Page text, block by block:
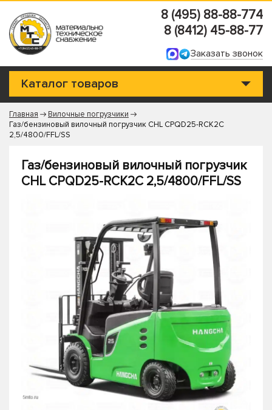
8 (495) 88-88-774
8 (8412) 45-88-77
Заказать звонок
Каталог товаров
Главная
Вилочные погрузчики
Газ/бензиновый вилочный погрузчик CHL CPQD25-RCK2C
2,5/4800/FFL/SS
Газ/бензиновый вилочный погрузчик
CHL CPQD25-RCK2C 2,5/4800/FFL/SS